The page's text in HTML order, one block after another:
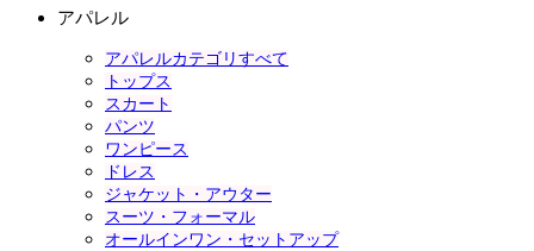
アパレル
アパレルカテゴリすべて
トップス
スカート
パンツ
ワンピース
ドレス
ジャケット・アウター
スーツ・フォーマル
オールインワン・セットアップ